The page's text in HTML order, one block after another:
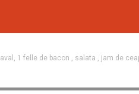
1 felle de bacon , salata , jam de